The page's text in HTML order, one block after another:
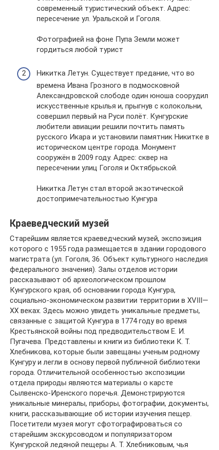
современный туристический объект. Адрес:
пересечение ул. Уральской и Гоголя.
Фотографией на фоне Пупа Земли может
гордиться любой турист
Никитка Летун. Существует предание, что во
времена Ивана Грозного в подмосковной
Александровской слободе один юноша соорудил
искусственные крылья и, прыгнув с колокольни,
совершил первый на Руси полёт. Кунгурские
любители авиации решили почтить память
русского Икара и установили памятник Никитке в
историческом центре города. Монумент
сооружён в 2009 году. Адрес: сквер на
пересечении улиц Гоголя и Октябрьской.
Никитка Летун стал второй экзотической
достопримечательностью Кунгура
Краеведческий музей
Старейшим является краеведческий музей, экспозиция
которого с 1955 года размещается в здании городового
магистрата (ул. Гоголя, 36. Объект культурного наследия
федерального значения). Залы отделов истории
рассказывают об археологическом прошлом
Кунгурского края, об основании города Кунгура,
социально-экономическом развитии территории в XVIII—
XX веках. Здесь можно увидеть уникальные предметы,
связанные с защитой Кунгура в 1774 году во время
Крестьянской войны под предводительством Е. И.
Пугачева. Представлены и книги из библиотеки К. Т.
Хлебникова, которые были завещаны ученым родному
Кунгуру и легли в основу первой публичной библиотеки
города. Отличительной особенностью экспозиции
отдела природы являются материалы о карсте
Сылвенско-Иренского поречья. Демонстрируются
уникальные минералы, приборы, фотографии, документы,
книги, рассказывающие об истории изучения пещер.
Посетители музея могут сфотографироваться со
старейшим экскурсоводом и популяризатором
Кунгурской ледяной пещеры А. Т. Хлебниковым, чья